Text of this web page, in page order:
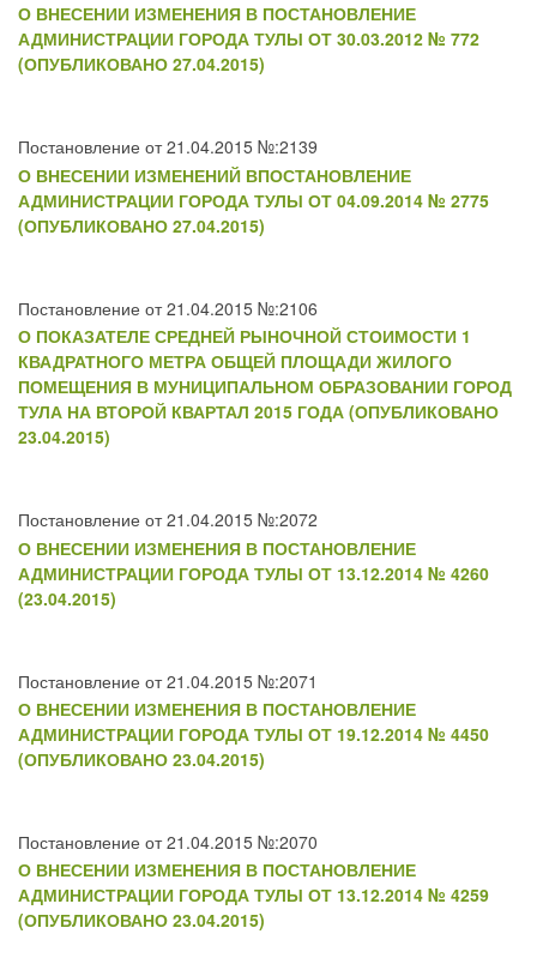
О ВНЕСЕНИИ ИЗМЕНЕНИЯ В ПОСТАНОВЛЕНИЕ
АДМИНИСТРАЦИИ ГОРОДА ТУЛЫ ОТ 30.03.2012 № 772
(ОПУБЛИКОВАНО 27.04.2015)
Постановление от 21.04.2015 №:2139
О ВНЕСЕНИИ ИЗМЕНЕНИЙ ВПОСТАНОВЛЕНИЕ
АДМИНИСТРАЦИИ ГОРОДА ТУЛЫ ОТ 04.09.2014 № 2775
(ОПУБЛИКОВАНО 27.04.2015)
Постановление от 21.04.2015 №:2106
О ПОКАЗАТЕЛЕ СРЕДНЕЙ РЫНОЧНОЙ СТОИМОСТИ 1
КВАДРАТНОГО МЕТРА ОБЩЕЙ ПЛОЩАДИ ЖИЛОГО
ПОМЕЩЕНИЯ В МУНИЦИПАЛЬНОМ ОБРАЗОВАНИИ ГОРОД
ТУЛА НА ВТОРОЙ КВАРТАЛ 2015 ГОДА (ОПУБЛИКОВАНО
23.04.2015)
Постановление от 21.04.2015 №:2072
О ВНЕСЕНИИ ИЗМЕНЕНИЯ В ПОСТАНОВЛЕНИЕ
АДМИНИСТРАЦИИ ГОРОДА ТУЛЫ ОТ 13.12.2014 № 4260
(23.04.2015)
Постановление от 21.04.2015 №:2071
О ВНЕСЕНИИ ИЗМЕНЕНИЯ В ПОСТАНОВЛЕНИЕ
АДМИНИСТРАЦИИ ГОРОДА ТУЛЫ ОТ 19.12.2014 № 4450
(ОПУБЛИКОВАНО 23.04.2015)
Постановление от 21.04.2015 №:2070
О ВНЕСЕНИИ ИЗМЕНЕНИЯ В ПОСТАНОВЛЕНИЕ
АДМИНИСТРАЦИИ ГОРОДА ТУЛЫ ОТ 13.12.2014 № 4259
(ОПУБЛИКОВАНО 23.04.2015)